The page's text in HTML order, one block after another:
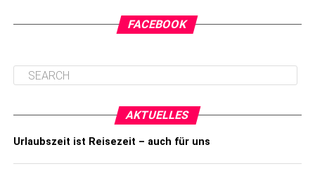
FACEBOOK
AKTUELLES
Urlaubszeit ist Reisezeit – auch für uns